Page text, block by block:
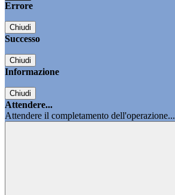
Errore
Chiudi
Successo
Chiudi
Informazione
Chiudi
Attendere...
Attendere il completamento dell'operazione...